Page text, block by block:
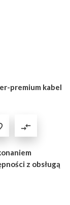
premium kabel
compare_arrows
z obsługą